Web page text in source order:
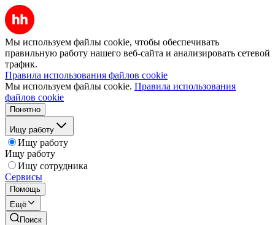
Мы используем файлы cookie, чтобы обеспечивать
правильную работу нашего веб-сайта и анализировать сетевой
трафик.
Правила использования файлов cookie
Мы используем файлы cookie. Правила использования
файлов cookie
Понятно
Ищу работу
Ищу работу
Ищу работу
Ищу сотрудника
Сервисы
Помощь
Ещё
Поиск